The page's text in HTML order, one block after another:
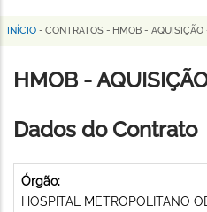
Horizonte
Trilha
de
INÍCIO - CONTRATOS - HMOB -
HMOB -
Dados do Contrato
Órgão:
HOSPITAL METROPOLITANO